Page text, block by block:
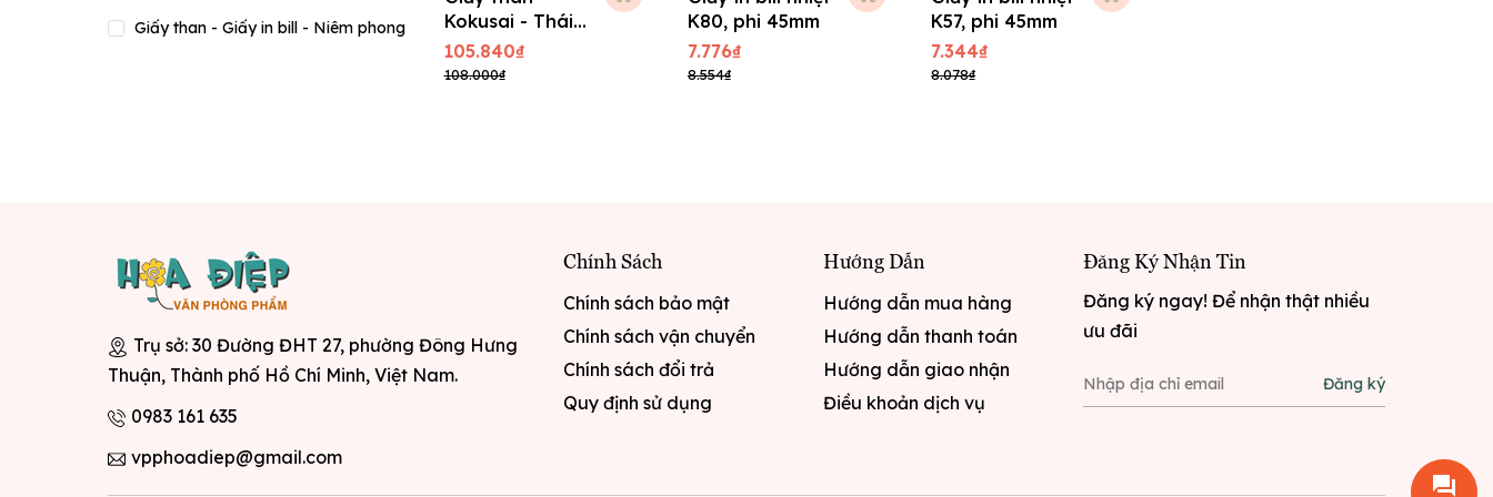
Giấy than - Giấy in bill - Niêm phong
Kokusai - Thái
Lan
105.840₫
108.000₫
K80, phi 45mm
7.776₫
8.554₫
K57, phi 45mm
7.344₫
8.078₫
Trụ sở: 30 Đường ĐHT 27, phường Đông Hưng
Thuận, Thành phố Hồ Chí Minh, Việt Nam.
0983 161 635
vpphoadiep@gmail.com
Chính Sách
Chính sách bảo mật
Chính sách vận chuyển
Chính sách đổi trả
Quy định sử dụng
Hướng Dẫn
Hướng dẫn mua hàng
Hướng dẫn thanh toán
Hướng dẫn giao nhận
Điều khoản dịch vụ
Đăng Ký Nhận Tin
Đăng ký ngay! Để nhận thật nhiều
ưu đãi
Đăng ký